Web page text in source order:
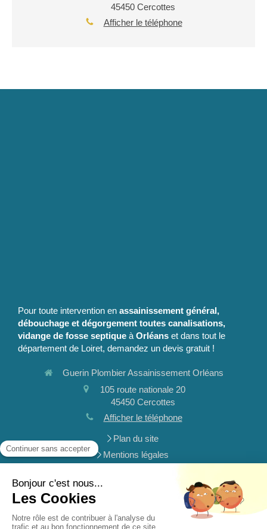
45450 Cercottes
Afficher le téléphone
Pour toute intervention en assainissement général,
débouchage et dégorgement toutes canalisations,
vidange de fosse septique à Orléans et dans tout le
département de Loiret, demandez un devis gratuit !
Guerin Plombier Assainissement Orléans
105 route nationale 20
45450 Cercottes
Afficher le téléphone
Plan du site
Mentions légales
toutes canalisations, vidange de fosse septique
Demander un devis